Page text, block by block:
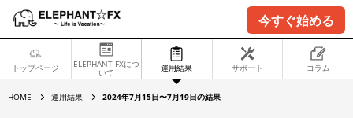
今すぐ始める
トップページ ELEPHANT FXにつ
いて 運用結果 サポート コラム
HOME 運用結果 2024年7月15日〜7月19日の結果